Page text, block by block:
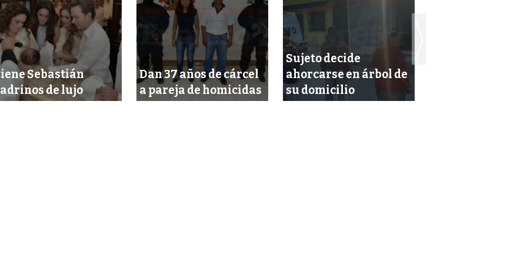
Sebastián
de lujo
Dan 37 años de cárcel
a pareja de homicidas
Sujeto decide
ahorcarse en árbol de
su domicilio